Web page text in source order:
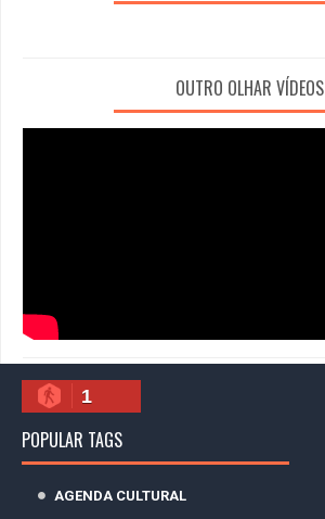
OUTRO OLHAR VÍDEOS
1
POPULAR TAGS
AGENDA CULTURAL